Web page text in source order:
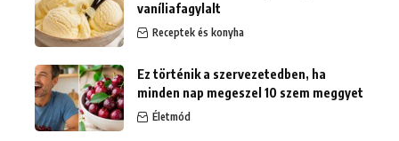
vaníliafagylalt
Receptek és konyha
Ez történik a szervezetedben, ha
minden nap megeszel 10 szem meggyet
Életmód